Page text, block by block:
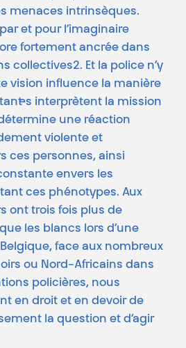
menaces intrinsèques.
et pour l’imaginaire
fortement ancrée dans
collectives2. Et la police n’y
vision influence la manière
interprètent la mission
une réaction
violente et
ces personnes, ainsi
envers les
ces phénotypes. Aux
ont trois fois plus de
les blancs lors d’une
face aux nombreux
ou Nord-Africains dans
policières, nous
en droit et en devoir de
la question et d’agir